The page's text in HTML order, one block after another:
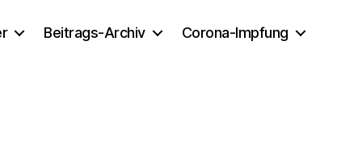
Beitrags-Archiv Corona-Impfung